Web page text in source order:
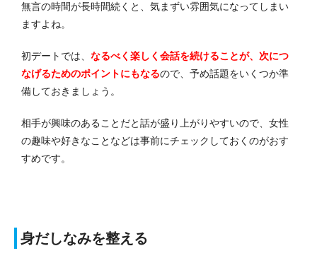
無言の時間が長時間続くと、気まずい雰囲気になってしまい
ますよね。
初デートでは、 なるべく楽しく会話を続けることが、次につ
なげるためのポイントにもなるので、予め話題をいくつか準
備しておきましょう。
相手が興味のあることだと話が盛り上がりやすいので、女性
の趣味や好きなことなどは事前にチェックしておくのがおす
すめです。
身だしなみを整える